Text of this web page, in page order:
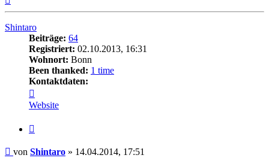
Shintaro
Beiträge: 64
Registriert: 02.10.2013, 16:31
Wohnort: Bonn
Been thanked: 1 time
Kontaktdaten:
von
Shintaro
Website
Beitrag
von Shintaro » 14.04.2014, 17:51